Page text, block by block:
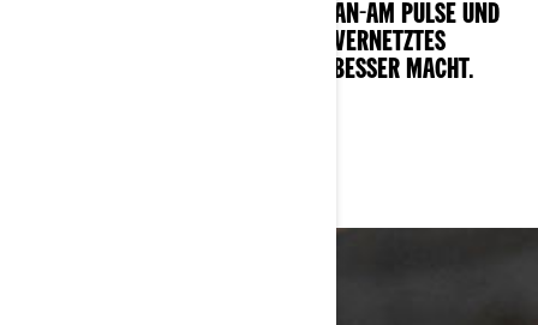
DAS FAHREN DER ELEKTRISCHEN CAN-AM PULSE UND
DER ORIGIN IST EIN VOLLSTÄNDIG VERNETZTES
ERLEBNIS, DAS JEDE FAHRT NOCH BESSER MACHT.